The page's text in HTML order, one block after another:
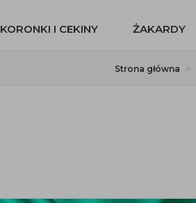
KORONKI I CEKINY ŻAKARDY
Strona główna